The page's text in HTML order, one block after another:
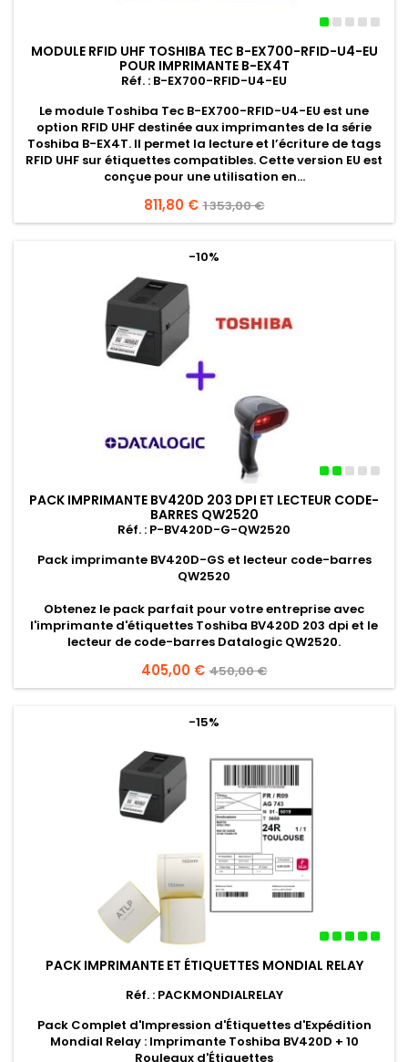
MODULE RFID UHF TOSHIBA TEC B-EX700-RFID-U4-EU
POUR IMPRIMANTE B-EX4T
Réf. : B-EX700-RFID-U4-EU
Le module Toshiba Tec B-EX700-RFID-U4-EU est une
option RFID UHF destinée aux imprimantes de la série
Toshiba B-EX4T. Il permet la lecture et l’écriture de tags
RFID UHF sur étiquettes compatibles. Cette version EU est
conçue pour une utilisation en...
Prix
811,80 € Prix
de
1 353,00 €
-10%
PACK IMPRIMANTE BV420D 203 DPI ET LECTEUR CODE-
BARRES QW2520
Réf. : P-BV420D-G-QW2520
Pack imprimante BV420D-GS et lecteur code-barres
QW2520
Obtenez le pack parfait pour votre entreprise avec
l'imprimante d'étiquettes Toshiba BV420D 203 dpi et le
lecteur de code-barres Datalogic QW2520.
Prix
405,00 € Prix
de
450,00 €
-15%
PACK IMPRIMANTE ET ÉTIQUETTES MONDIAL RELAY
Réf. : PACKMONDIALRELAY
Pack Complet d'Impression d'Étiquettes d'Expédition
Mondial Relay : Imprimante Toshiba BV420D + 10
Rouleaux d'Étiquettes